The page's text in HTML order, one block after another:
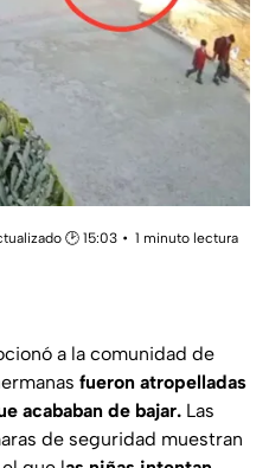
🕑 15:03
1 minuto lectura
a la comunidad de
fueron atropelladas
acababan de bajar. Las
de seguridad muestran